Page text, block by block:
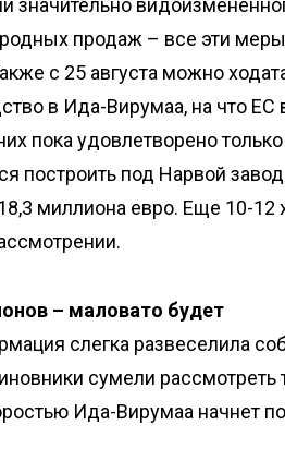
значительно
продаж – все эти
с 25 августа можно
в Ида-Вирумаа, на что
пока удовлетворено
построить под Нарвой
миллиона евро. Еще 10-12
– маловато будет
слегка развеселила
сумели
Ида-Вирумаа начнет